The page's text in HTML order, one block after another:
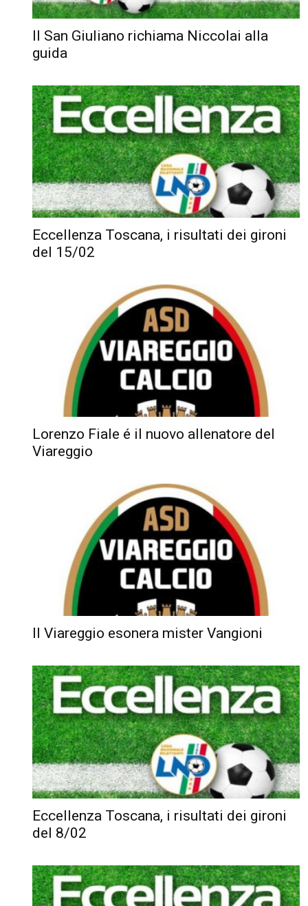
Il San Giuliano richiama Niccolai alla
guida
Eccellenza Toscana, i risultati dei gironi
del 15/02
Lorenzo Fiale é il nuovo allenatore del
Viareggio
Il Viareggio esonera mister Vangioni
Eccellenza Toscana, i risultati dei gironi
del 8/02